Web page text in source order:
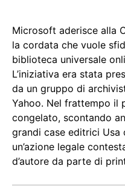
Microsoft aderisce alla
la cordata che vuole
biblioteca universale
L’iniziativa era stata
da un gruppo di
Yahoo. Nel frattempo il
congelato, scontando
grandi case editrici Usa
un’azione legale
d’autore da parte di